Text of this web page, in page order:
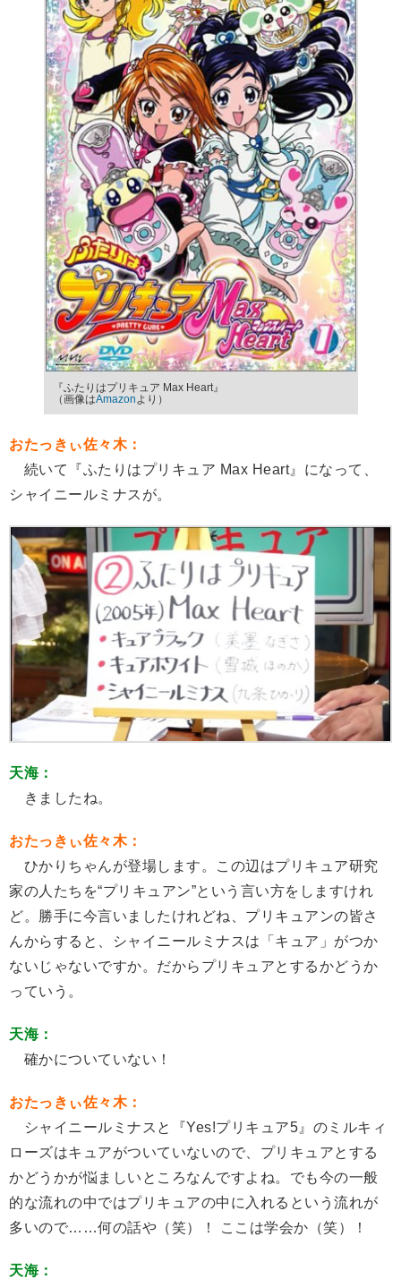
『ふたりはプリキュア Max Heart』
（画像はAmazonより）
おたっきぃ佐々木：
続いて『ふたりはプリキュア Max Heart』になって、
シャイニールミナスが。
天海：
きましたね。
おたっきぃ佐々木：
ひかりちゃんが登場します。この辺はプリキュア研究
家の人たちを“プリキュアン”という言い方をしますけれ
ど。勝手に今言いましたけれどね、プリキュアンの皆さ
んからすると、シャイニールミナスは「キュア」がつか
ないじゃないですか。だからプリキュアとするかどうか
っていう。
天海：
確かについていない！
おたっきぃ佐々木：
シャイニールミナスと『Yes!プリキュア5』のミルキィ
ローズはキュアがついていないので、プリキュアとする
かどうかが悩ましいところなんですよね。でも今の一般
的な流れの中ではプリキュアの中に入れるという流れが
多いので……何の話や（笑）！ ここは学会か（笑）！
天海：